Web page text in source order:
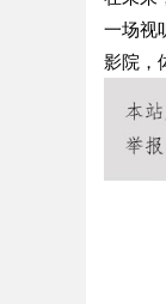
一场视
影院，